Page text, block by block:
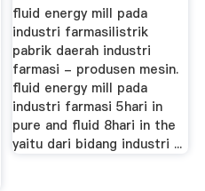
fluid energy mill pada
industri farmasilistrik
pabrik daerah industri
farmasi - produsen mesin.
fluid energy mill pada
industri farmasi 5hari in
pure and fluid 8hari in the
yaitu dari bidang industri ...